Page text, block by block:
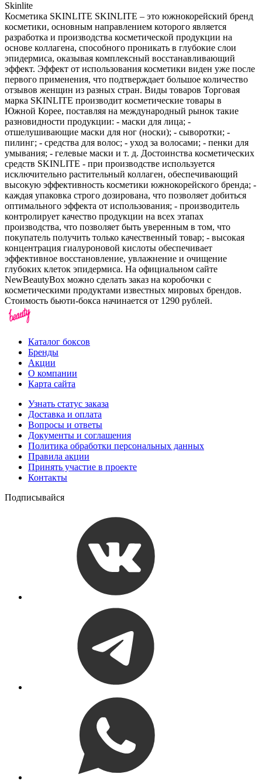
Skinlite
Косметика SKINLITE SKINLITE – это южнокорейский бренд
косметики, основным направлением которого является
разработка и производства косметической продукции на
основе коллагена, способного проникать в глубокие слои
эпидермиса, оказывая комплексный восстанавливающий
эффект. Эффект от использования косметики виден уже после
первого применения, что подтверждает большое количество
отзывов женщин из разных стран. Виды товаров Торговая
марка SKINLITE производит косметические товары в
Южной Корее, поставляя на международный рынок такие
разновидности продукции: - маски для лица; -
отшелушивающие маски для ног (носки); - сыворотки; -
пилинг; - средства для волос; - уход за волосами; - пенки для
умывания; - гелевые маски и т. д. Достоинства косметических
средств SKINLITE - при производстве используется
исключительно растительный коллаген, обеспечивающий
высокую эффективность косметики южнокорейского бренда; -
каждая упаковка строго дозирована, что позволяет добиться
оптимального эффекта от использования; - производитель
контролирует качество продукции на всех этапах
производства, что позволяет быть уверенным в том, что
покупатель получить только качественный товар; - высокая
концентрация гиалуроновой кислоты обеспечивает
эффективное восстановление, увлажнение и очищение
глубоких клеток эпидермиса. На официальном сайте
NewBeautyBox можно сделать заказ на коробочки с
косметическими продуктами известных мировых брендов.
Стоимость бьюти-бокса начинается от 1290 рублей.
Каталог боксов
Бренды
Акции
О компании
Карта сайта
Узнать статус заказа
Доставка и оплата
Вопросы и ответы
Документы и соглашения
Политика обработки персональных данных
Правила акции
Принять участие в проекте
Контакты
Подписывайся